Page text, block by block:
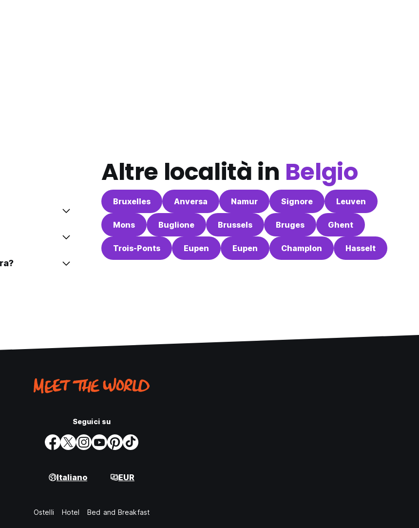
Altre località in Belgio
Bruxelles Anversa Namur Signore Leuven
Mons Buglione Brussels Bruges Ghent
Trois-Ponts Eupen Eupen Champlon Hasselt
Seguici su
Italiano EUR
Ostelli Hotel Bed and Breakfast